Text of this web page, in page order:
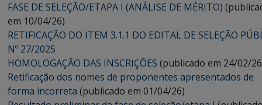
FASE DE SELEÇÃO/ETAPA I (ANÁLISE DE MÉRITO)
em 10/04/26)
RETIFICAÇÃO DO ITEM 3.1.1 DO EDITAL DE SELEÇÃO
Nº 27/2025
HOMOLOGAÇÃO DAS INSCRIÇÕES (publicado em 24/02/
Retificação dos nomes de proponentes apresentados de
forma incorreta (publicado em 01/04/26)